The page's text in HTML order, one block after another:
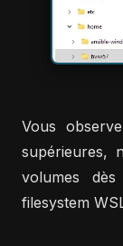
Vous
supérieures,
volumes
filesystem